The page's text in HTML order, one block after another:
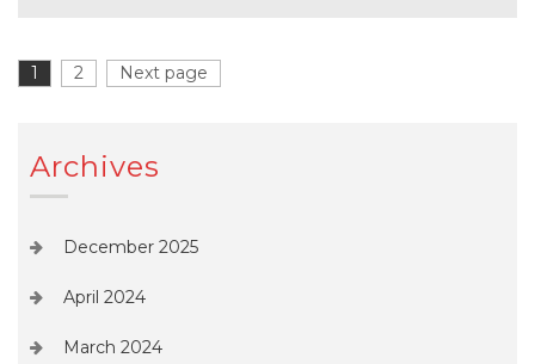
Posts
Page
1 Page
2 Next page
Archives
December 2025
April 2024
March 2024